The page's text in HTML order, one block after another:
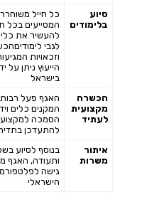
סיוע
בלימודים
כל חייל
המסייעים בכל
להעשיר את
לגבי
וזכאויות
הייעוץ ניתן על
בישראל
הכשרה
מקצועית
לעתיד
האגף פעל רבות
המקנים כלים
הסמכה
להתעדכן
איתור
משרות
בנוסף לסיוע
ותעודה, האגף
גישה
הישראלי